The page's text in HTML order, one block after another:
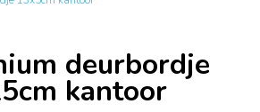
deurbordje
kantoor